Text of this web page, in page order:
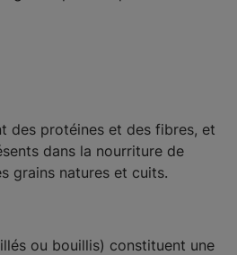
des protéines et des fibres, et
dans la nourriture de
grains natures et cuits.
ou bouillis) constituent une